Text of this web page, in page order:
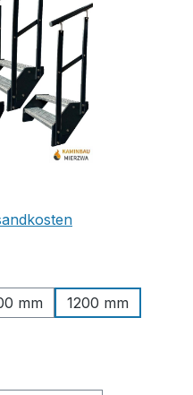
mm
1200 mm